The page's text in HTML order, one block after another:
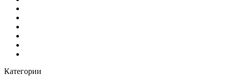
Категории